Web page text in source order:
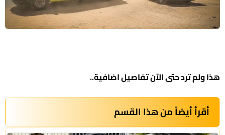
هذا ولم ترد حتى الآن تفاصيل اضافية..
أقرأ أيضاً من هذا القسم